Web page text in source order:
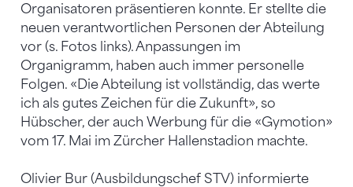
Organisatoren präsentieren konnte. Er stellte die
neuen verantwortlichen Personen der Abteilung
vor (s. Fotos links). Anpassungen im
Organigramm, haben auch immer personelle
Folgen. «Die Abteilung ist vollständig, das werte
ich als gutes Zeichen für die Zukunft», so
Hübscher, der auch Werbung für die «Gymotion»
vom 17. Mai im Zürcher Hallenstadion machte.
Olivier Bur (Ausbildungschef STV) informierte